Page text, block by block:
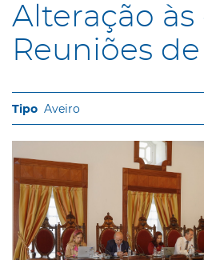
Alteração às
Reuniões
Aveiro